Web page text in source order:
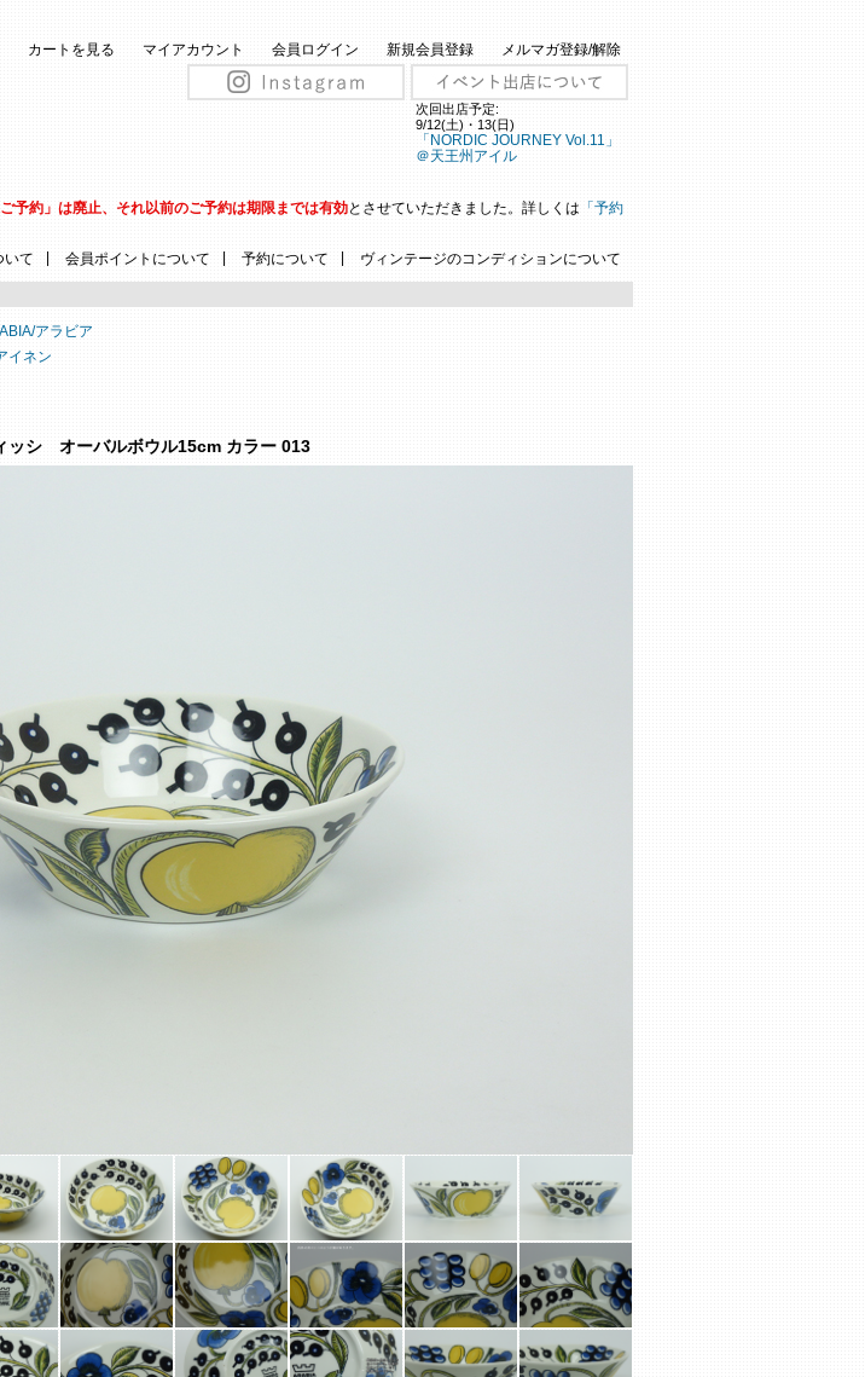
カートを見る
マイアカウント 会員ログイン 新規会員登録 メルマガ登録/解除
次回出店予定:
9/12(土)・13(日)
「NORDIC JOURNEY Vol.11」
＠天王州アイル
ご予約」は廃止、それ以前のご予約は期限までは有効とさせていただきました。詳しくは 「予約
いて
会員ポイントについて 予約について ヴィンテージのコンディションについて
アラビア
イネン
シ オーバルボウル15cm カラー 013